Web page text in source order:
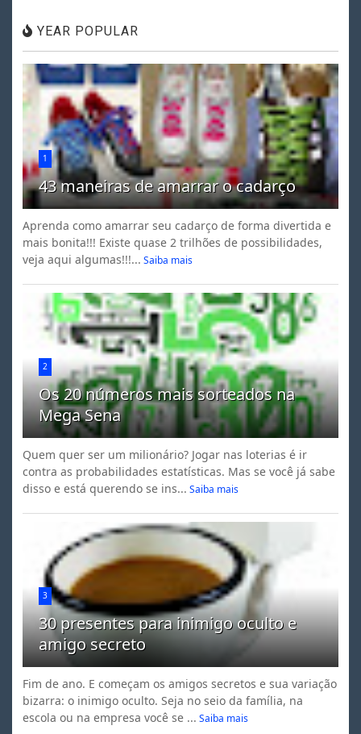
YEAR POPULAR
1
43 maneiras de amarrar o cadarço
Aprenda como amarrar seu cadarço de forma divertida e
mais bonita!!! Existe quase 2 trilhões de possibilidades,
veja aqui algumas!!!... Saiba mais
2
Os 20 números mais sorteados na
Mega Sena
Quem quer ser um milionário? Jogar nas loterias é ir
contra as probabilidades estatísticas. Mas se você já sabe
disso e está querendo se ins... Saiba mais
3
30 presentes para inimigo oculto e
amigo secreto
Fim de ano. E começam os amigos secretos e sua variação
bizarra: o inimigo oculto. Seja no seio da família, na
escola ou na empresa você se ... Saiba mais